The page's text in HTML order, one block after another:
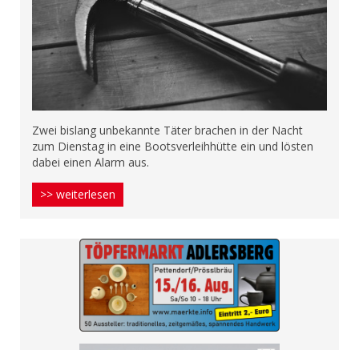
Zwei bislang unbekannte Täter brachen in der Nacht
zum Dienstag in eine Bootsverleihhütte ein und lösten
dabei einen Alarm aus.
>> weiterlesen